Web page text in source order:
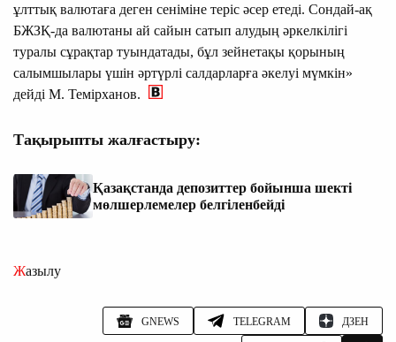
ұлттық валютаға деген сеніміне теріс әсер етеді. Сондай-ақ
БЖЗҚ-да валютаны ай сайын сатып алудың әркелкілігі
туралы сұрақтар туындатады, бұл зейнетақы қорының
салымшылары үшін әртүрлі салдарларға әкелуі мүмкін»
дейді М. Темірханов.
Тақырыпты жалғастыру:
Қазақстанда депозиттер бойынша шекті
мөлшерлемелер белгіленбейді
Жазылу
GNEWS TELEGRAM ДЗЕН